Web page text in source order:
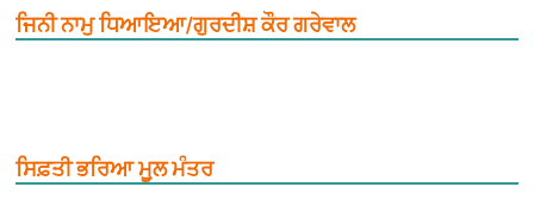
ਜਿਨੀ ਨਾਮੁ ਧਿਆਇਆ/ਗੁਰਦੀਸ਼ ਕੌਰ ਗਰੇਵਾਲ
ਸਿਫ਼ਤੀ ਭਰਿਆ ਮੂ਼ਲ ਮੰਤਰ